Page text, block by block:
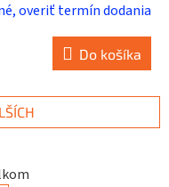
overiť termín dodania
Do košíka